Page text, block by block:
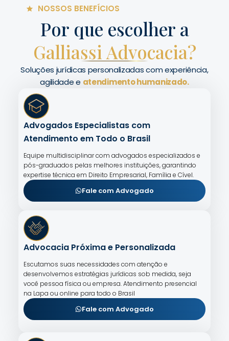
NOSSOS BENEFÍCIOS
Por que escolher a
Galliassi Advocacia?
Soluções jurídicas personalizadas com experiência,
agilidade e atendimento humanizado.
Advogados Especialistas com
Atendimento em Todo o Brasil
Equipe multidisciplinar com advogados especializados e
pós-graduados pelas melhores instituições, garantindo
expertise técnica em Direito Empresarial, Família e Cível.
Fale com Advogado
Advocacia Próxima e Personalizada
Escutamos suas necessidades com atenção e
desenvolvemos estratégias jurídicas sob medida, seja
você pessoa física ou empresa. Atendimento presencial
na Lapa ou online para todo o Brasil
Fale com Advogado